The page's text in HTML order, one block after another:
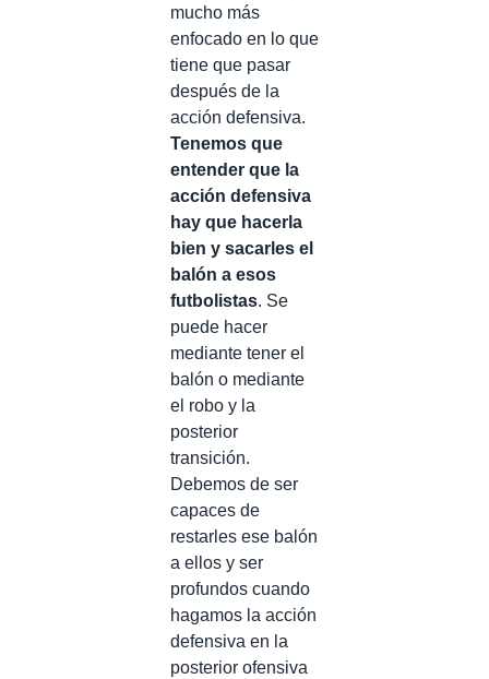
mucho más
enfocado en lo que
tiene que pasar
después de la
acción defensiva.
Tenemos que
entender que la
acción defensiva
hay que hacerla
bien y sacarles el
balón a esos
futbolistas. Se
puede hacer
mediante tener el
balón o mediante
el robo y la
posterior
transición.
Debemos de ser
capaces de
restarles ese balón
a ellos y ser
profundos cuando
hagamos la acción
defensiva en la
posterior ofensiva